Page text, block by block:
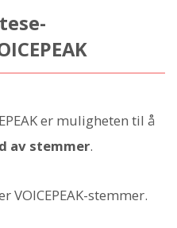
er muligheten til å
av stemmer.
VOICEPEAK-stemmer.